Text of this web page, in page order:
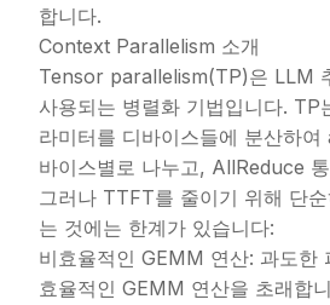
합니다.
Context Parallelism 소개
Tensor parallelism(TP)은 LLM
사용되는 병렬화 기법입니다.
라미터를 디바이스들에 분산하
바이스별로 나누고, AllReduce
그러나 TTFT를 줄이기 위해 단
는 것에는 한계가 있습니다:
비효율적인 GEMM 연산: 과도한
효율적인 GEMM 연산을 초래합